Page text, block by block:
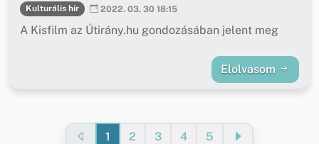
Kulturális hír 2022. 03. 30 18:15
A Kisfilm az Útirány.hu gondozásában jelent meg
Elolvasom
1 2 3 4 5